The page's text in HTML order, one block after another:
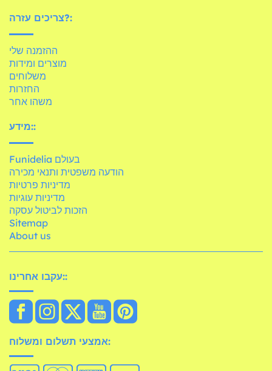
צריכים עזרה?:
ההזמנה שלי
מוצרים ומידות
משלוחים
החזרות
משהו אחר
מידע::
Funidelia בעולם
הודעה משפטית ותנאי מכירה
מדיניות פרטיות
מדיניות עוגיות
הזכות לביטול עסקה
Sitemap
About us
עקבו אחרינו::
אמצעי תשלום ומשלוח: